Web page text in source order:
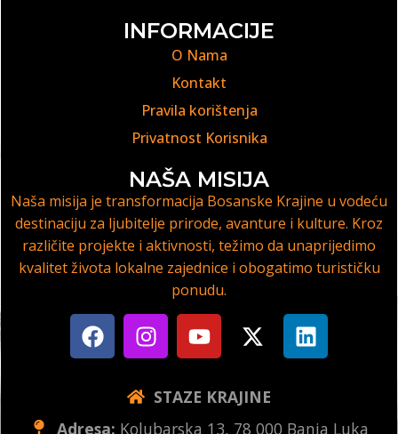
INFORMACIJE
O Nama
Kontakt
Pravila korištenja
Privatnost Korisnika
NAŠA MISIJA
Naša misija je transformacija Bosanske Krajine u vodeću
destinaciju za ljubitelje prirode, avanture i kulture. Kroz
različite projekte i aktivnosti, težimo da unaprijedimo
kvalitet života lokalne zajednice i obogatimo turističku
ponudu.
STAZE KRAJINE
Adresa: Kolubarska 13, 78 000 Banja Luka